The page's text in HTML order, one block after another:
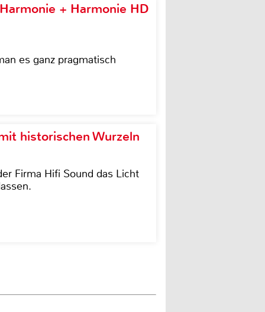
+ Harmonie HD
es ganz pragmatisch
historischen Wurzeln
Firma Hifi Sound das Licht